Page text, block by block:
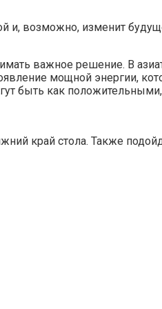
и, возможно, изменит
важное решение. В
мощной энергии,
быть как
край стола. Также